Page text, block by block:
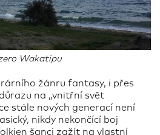
Wakatipu
žánru fantasy, i přes
na „vnitřní svět
stále nových generací není
nikdy nekončící boj
šanci zažít na vlastní